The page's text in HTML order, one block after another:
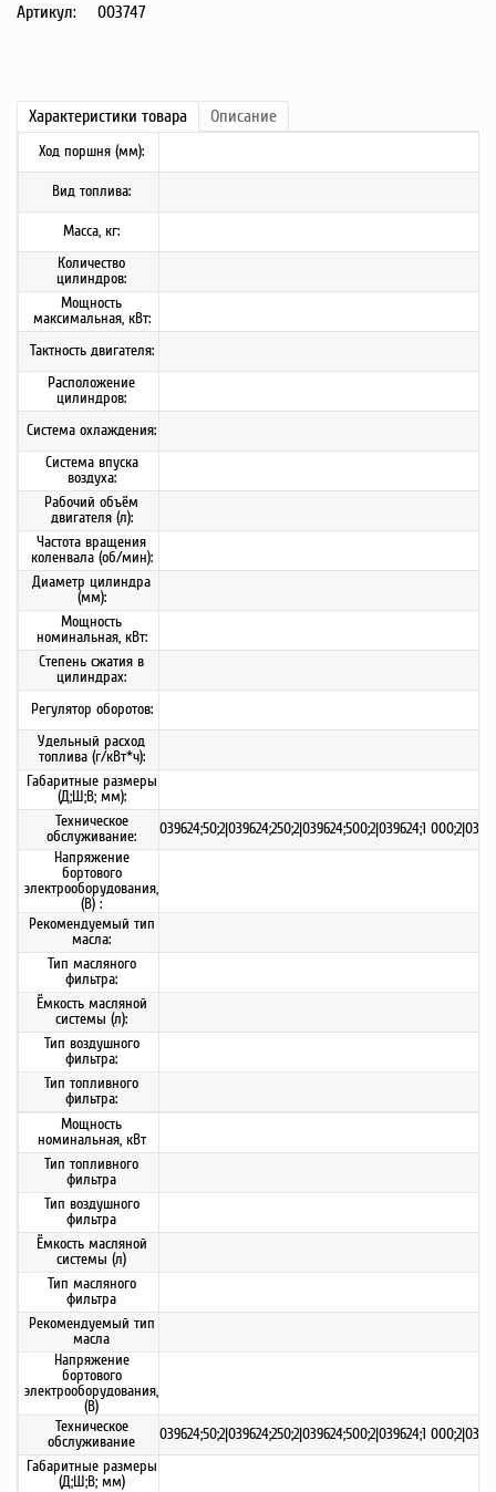
Артикул: 003747
Характеристики товара Описание
Ход поршня (мм):
Вид топлива:
Масса, кг:
Количество
цилиндров:
Мощность
максимальная, кВт:
Тактность двигателя:
Расположение
цилиндров:
Система охлаждения:
Система впуска
воздуха:
Рабочий объём
двигателя (л):
Частота вращения
коленвала (об/мин):
Диаметр цилиндра
(мм):
Мощность
номинальная, кВт:
Степень сжатия в
цилиндрах:
Регулятор оборотов:
Удельный расход
топлива (г/кВт*ч):
Габаритные размеры
(Д;Ш;В; мм):
Техническое
обслуживание:
039624;50;2|039624;250;2|039624;500;2|039624;1
Напряжение
бортового
электрооборудования,
(В) :
Рекомендуемый тип
масла:
Тип масляного
фильтра:
Ёмкость масляной
системы (л):
Тип воздушного
фильтра:
Тип топливного
фильтра:
Мощность
номинальная, кВт
Тип топливного
фильтра
Тип воздушного
фильтра
Ёмкость масляной
системы (л)
Тип масляного
фильтра
Рекомендуемый тип
масла
Напряжение
бортового
электрооборудования,
(В)
Техническое
обслуживание
039624;50;2|039624;250;2|039624;500;2|039624;1
Габаритные размеры
(Д;Ш;В; мм)